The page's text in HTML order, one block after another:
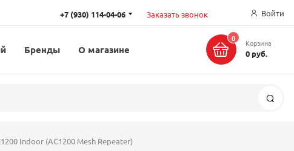
+7 (930) 114-04-06 Заказать звонок Войти
Бренды О магазине
0 Корзина
0 руб.
Indoor (AC1200 Mesh Repeater)